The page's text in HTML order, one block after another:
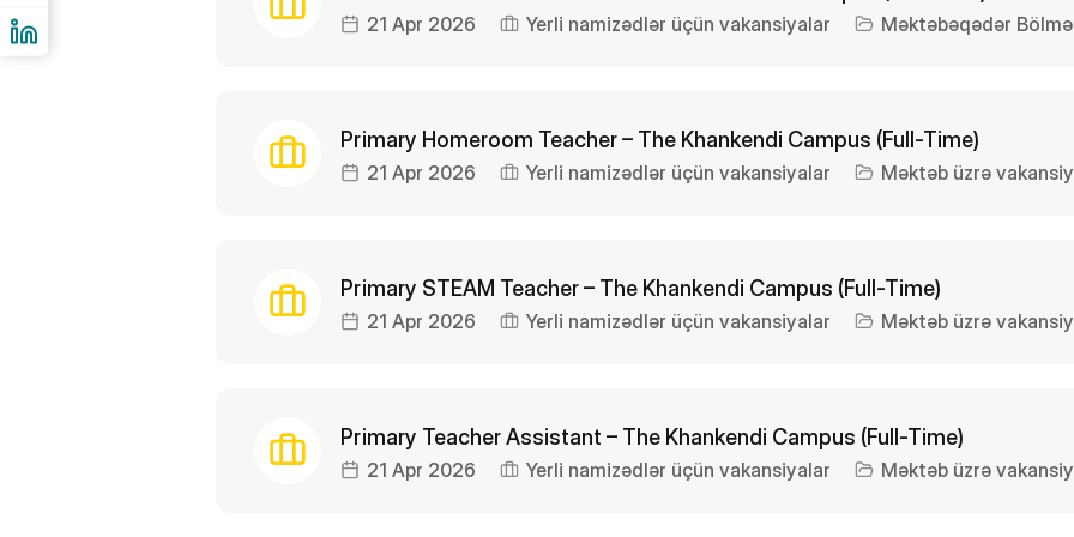
21 Apr 2026 Yerli namizədlər üçün vakansiyalar Məktəbəqədər
Primary Homeroom Teacher – The Khankendi Campus (Full-Time)
21 Apr 2026 Yerli namizədlər üçün vakansiyalar Məktəb üzrə
Primary STEAM Teacher – The Khankendi Campus (Full-Time)
21 Apr 2026 Yerli namizədlər üçün vakansiyalar Məktəb üzrə
Primary Teacher Assistant – The Khankendi Campus (Full-Time)
21 Apr 2026 Yerli namizədlər üçün vakansiyalar Məktəb üzrə